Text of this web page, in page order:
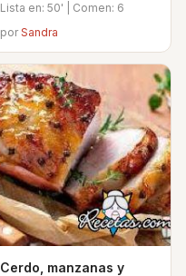
Lista en: 50' | Comen: 6
porSandra
Cerdo, manzanas y